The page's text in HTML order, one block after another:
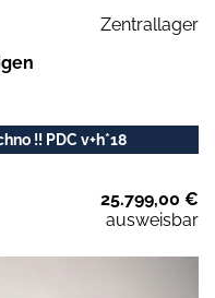
Zentrallager
!! PDC v+h*18
25.799,00 €
ausweisbar